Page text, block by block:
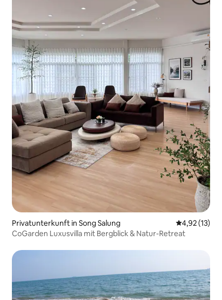
Privatunterkunft in Song Salung
4,92 (13)
CoGarden Luxusvilla mit Bergblick & Natur-Retreat